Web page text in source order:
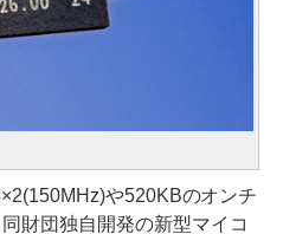
や520KBのオンチ
財団独自開発の新型マイコ